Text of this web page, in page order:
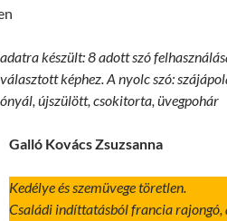
készült: 8 adott szó
képhez. A nyolc szó:
újszülött, csokitorta, üvegpohár
Galló Kovács Zsuzsanna
Kedélye és szemüvege töretlen.
Családi indíttatásból fran​cia rajongó,